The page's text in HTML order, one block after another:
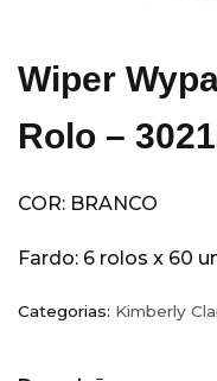
Kimberly Clark (77)
Acessórios (7)
Guardanapo
Papel Higienico (7)
Papel Toalha (16)
Wiper
Rolo –
COR: BRANCO
Fardo: 6 rolos x 60
Categorias: Kimberly